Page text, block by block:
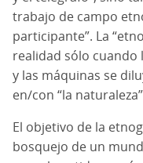
trabajo de campo
participante”. La
realidad sólo
y las máquinas se
en/con “la
El objetivo de la
bosquejo de un